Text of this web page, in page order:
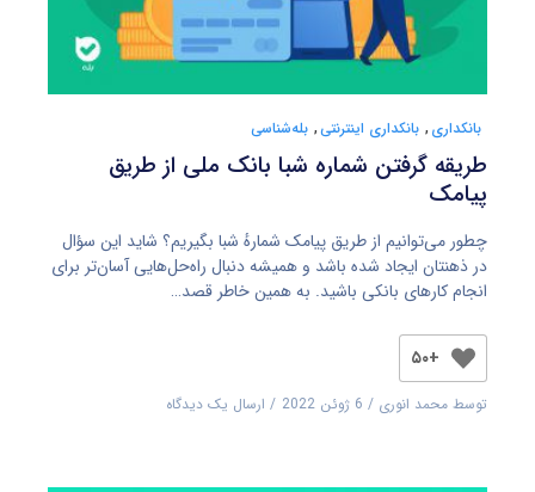
بانکداری , بانکداری اینترنتی, بله‌شناسی
طریقه گرفتن شماره شبا بانک ملی از طریق
پیامک
چطور می‌توانیم از طریق پیامک شمارهٔ شبا بگیریم؟ شاید این سؤال
در ذهنتان ایجاد شده باشد و همیشه دنبال راه‌حل‌هایی آسان‌تر برای
انجام کارهای بانکی باشید. به همین خاطر قصد…
+۵۰
توسط محمد انوری 6 ژوئن 2022 ارسال یک دیدگاه